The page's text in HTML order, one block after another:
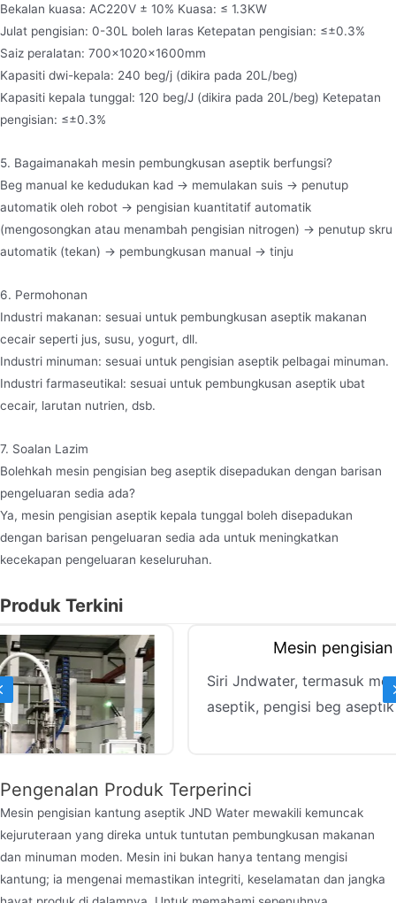
Bekalan kuasa: AC220V ± 10% Kuasa: ≤ 1.3KW
Julat pengisian: 0-30L boleh laras Ketepatan pengisian: ≤±0.3%
Saiz peralatan: 700×1020×1600mm
Kapasiti dwi-kepala: 240 beg/j (dikira pada 20L/beg)
Kapasiti kepala tunggal: 120 beg/J (dikira pada 20L/beg) Ketepatan
pengisian: ≤±0.3%
5. Bagaimanakah mesin pembungkusan aseptik berfungsi?
Beg manual ke kedudukan kad → memulakan suis → penutup
automatik oleh robot → pengisian kuantitatif automatik
(mengosongkan atau menambah pengisian nitrogen) → penutup skru
automatik (tekan) → pembungkusan manual → tinju
6. Permohonan
Industri makanan: sesuai untuk pembungkusan aseptik makanan
cecair seperti jus, susu, yogurt, dll.
Industri minuman: sesuai untuk pengisian aseptik pelbagai minuman.
Industri farmaseutikal: sesuai untuk pembungkusan aseptik ubat
cecair, larutan nutrien, dsb.
7. Soalan Lazim
Bolehkah mesin pengisian beg aseptik disepadukan dengan barisan
pengeluaran sedia ada?
Ya, mesin pengisian aseptik kepala tunggal boleh disepadukan
dengan barisan pengeluaran sedia ada untuk meningkatkan
kecekapan pengeluaran keseluruhan.
Produk Terkini
Previous
Pengenalan Produk Terperinci
Mesin pengisian kantung aseptik JND Water mewakili kemuncak
kejuruteraan yang direka untuk tuntutan pembungkusan makanan
dan minuman moden. Mesin ini bukan hanya tentang mengisi
kantung; ia mengenai memastikan integriti, keselamatan dan jangka